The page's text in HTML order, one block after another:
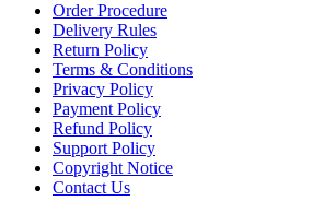
Order Procedure
Delivery Rules
Return Policy
Terms & Conditions
Privacy Policy
Payment Policy
Refund Policy
Support Policy
Copyright Notice
Contact Us